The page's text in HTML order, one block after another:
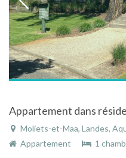
Moliets-et-Maa, Landes,
Appartement
1